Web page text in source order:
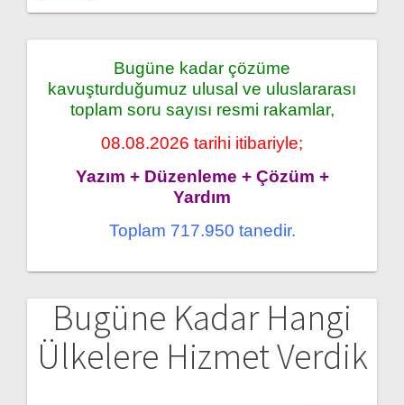
Bugüne kadar çözüme
kavuşturduğumuz ulusal ve uluslararası
toplam soru sayısı resmi rakamlar,
08.08.2026 tarihi itibariyle;
Yazım + Düzenleme + Çözüm +
Yardım
Toplam 717.950 tanedir.
Bugüne Kadar Hangi
Ülkelere Hizmet Verdik